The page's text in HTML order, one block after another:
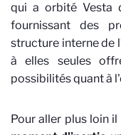
qui a orbité Vesta
fournissant des
structure interne de
à elles seules
possibilités quant à
Pour aller plus loin